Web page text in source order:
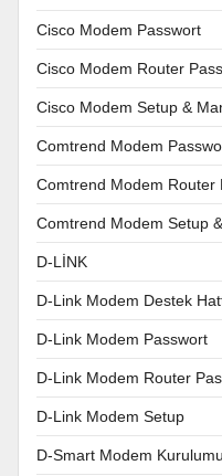
Cisco Modem Passwort
Cisco Modem Router
Cisco Modem Setup &
Comtrend Modem
Comtrend Modem Router
Comtrend Modem Setup
D-LİNK
D-Link Modem Destek
D-Link Modem Passwort
D-Link Modem Router
D-Link Modem Setup
D-Smart Modem Kurulumu